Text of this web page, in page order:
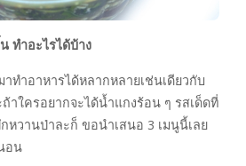
ทำอะไรได้บ้าง
ทำอาหารได้หลากหลายเช่นเดียวกับ
าใครอยากจะได้น้ำแกงร้อน ๆ รสเด็ดที่
วานป่าละก็ ขอนำเสนอ 3 เมนูนี้เลย
อน